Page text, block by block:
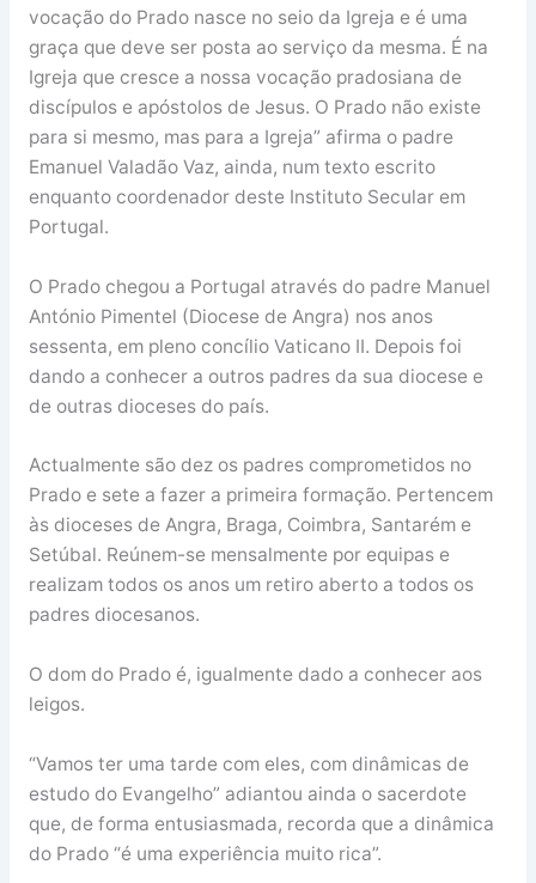
vocação do Prado nasce no seio da Igreja e é uma
graça que deve ser posta ao serviço da mesma. É na
Igreja que cresce a nossa vocação pradosiana de
discípulos e apóstolos de Jesus. O Prado não existe
para si mesmo, mas para a Igreja” afirma o padre
Emanuel Valadão Vaz, ainda, num texto escrito
enquanto coordenador deste Instituto Secular em
Portugal.
O Prado chegou a Portugal através do padre Manuel
António Pimentel (Diocese de Angra) nos anos
sessenta, em pleno concílio Vaticano II. Depois foi
dando a conhecer a outros padres da sua diocese e
de outras dioceses do país.
Actualmente são dez os padres comprometidos no
Prado e sete a fazer a primeira formação. Pertencem
às dioceses de Angra, Braga, Coimbra, Santarém e
Setúbal. Reúnem-se mensalmente por equipas e
realizam todos os anos um retiro aberto a todos os
padres diocesanos.
O dom do Prado é, igualmente dado a conhecer aos
leigos.
“Vamos ter uma tarde com eles, com dinâmicas de
estudo do Evangelho” adiantou ainda o sacerdote
que, de forma entusiasmada, recorda que a dinâmica
do Prado “é uma experiência muito rica”.